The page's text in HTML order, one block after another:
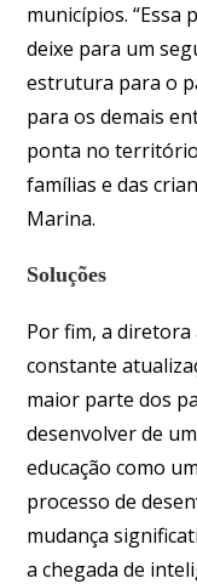
municípios. “Essa
deixe para um
estrutura para o
para os demais
ponta no
famílias e das
Marina.
Soluções
Por fim, a diretora
constante
maior parte dos
desenvolver de
educação como
processo de
mudança
a chegada de